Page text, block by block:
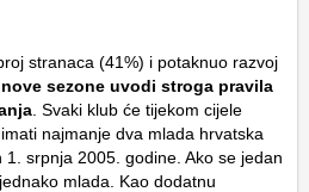
stranaca (41%) i potaknuo razvoj
nove sezone uvodi stroga pravila
. Svaki klub će tijekom cijele
najmanje dva mlada hrvatska
srpnja 2005. godine. Ako se jedan
mlada. Kao dodatnu